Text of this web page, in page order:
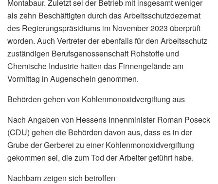
Montabaur. Zuletzt sei der Betrieb mit insgesamt weniger
als zehn Beschäftigten durch das Arbeitsschutzdezernat
des Regierungspräsidiums im November 2023 überprüft
worden. Auch Vertreter der ebenfalls für den Arbeitsschutz
zuständigen Berufsgenossenschaft Rohstoffe und
Chemische Industrie hatten das Firmengelände am
Vormittag in Augenschein genommen.
Behörden gehen von Kohlenmonoxidvergiftung aus
Nach Angaben von Hessens Innenminister Roman Poseck
(CDU) gehen die Behörden davon aus, dass es in der
Grube der Gerberei zu einer Kohlenmonoxidvergiftung
gekommen sei, die zum Tod der Arbeiter geführt habe.
Nachbarn zeigen sich betroffen